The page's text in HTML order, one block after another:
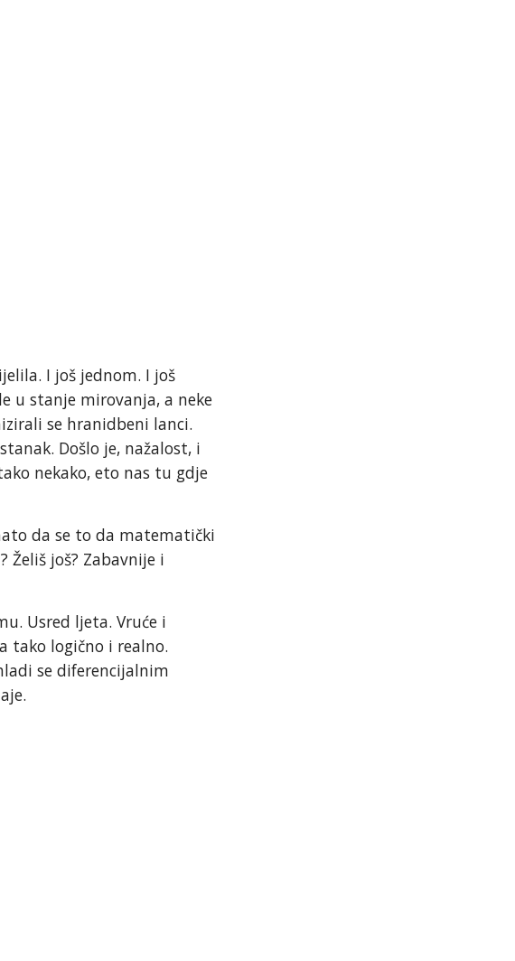
I još jednom. I još
u stanje mirovanja, a neke
se hranidbeni lanci.
Došlo je, nažalost, i
nekako, eto nas tu gdje
da se to da matematički
Želiš još? Zabavnije i
Usred ljeta. Vruće i
tako logično i realno.
se diferencijalnim